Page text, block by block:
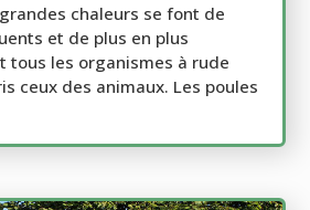
chaleurs se font de
et de plus en plus
tous les organismes à rude
ceux des animaux. Les poules